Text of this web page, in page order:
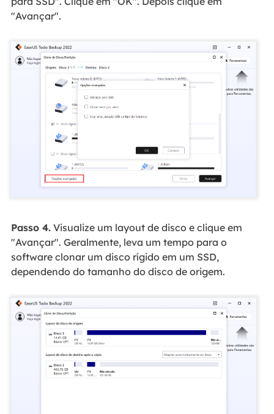
"Avançar".
Passo 4.Visualize um layout de disco e clique em
"Avançar". Geralmente, leva um tempo para o
software clonar um disco rígido em um SSD,
dependendo do tamanho do disco de origem.